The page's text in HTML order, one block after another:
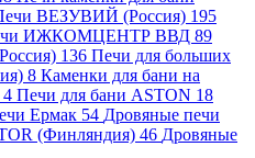
ВЕЗУВИЙ (Россия) 195
ИЖКОМЦЕНТР ВВД 89
136 Печи для больших
8 Каменки для бани на
4 Печи для бани ASTON 18
Ермак 54 Дровяные печи
(Финляндия) 46 Дровяные